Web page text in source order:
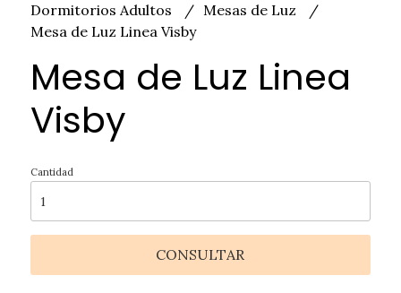
Dormitorios Adultos
Mesas de Luz
Mesa de Luz Linea Visby
Mesa de Luz Linea
Visby
Cantidad
CONSULTAR